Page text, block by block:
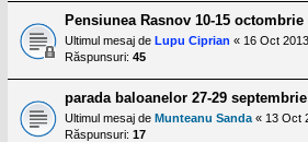
Pensiunea Rasnov 10-15
Ultimul mesaj de Lupu Ciprian « 16 Oct
Răspunsuri: 45
parada baloanelor 27-29 septembrie
Ultimul mesaj de Munteanu Sanda « 13 Oct
Răspunsuri: 17